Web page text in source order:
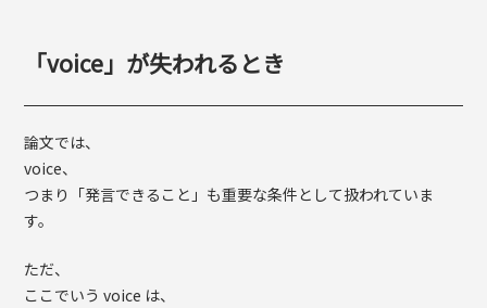
「voice」が失われるとき
論文では、
voice、
つまり「発言できること」も重要な条件として扱われていま
す。
ただ、
ここでいう voice は、